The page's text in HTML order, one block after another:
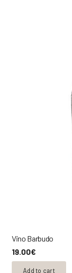
Vino Barbudo
19.00€
Add to cart